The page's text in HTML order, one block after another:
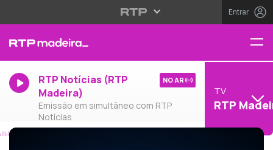
Entrar
RTP Notícias (RTP
Madeira)
Emissão em simultâneo com RTP
Notícias
NO AR
TV
RTP